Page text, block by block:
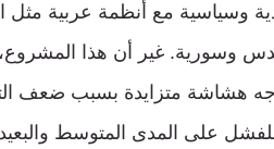
وسياسية مع أنظمة عربية مثل
وسورية. غير أن هذا
هشاشة متزايدة بسبب ضعف
على المدى المتوسط